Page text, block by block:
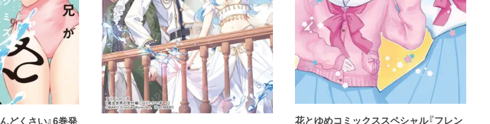
どくさい』6巻発
花とゆめコミックススペシャル『フレン